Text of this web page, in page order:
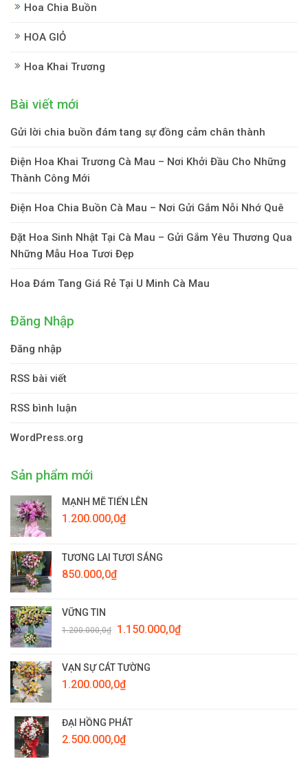
Hoa Chia Buồn
HOA GIỎ
Hoa Khai Trương
Bài viết mới
Gửi lời chia buồn đám tang sự đồng cảm chân thành
Điện Hoa Khai Trương Cà Mau – Nơi Khởi Đầu Cho Những
Thành Công Mới
Điện Hoa Chia Buồn Cà Mau – Nơi Gửi Gắm Nỗi Nhớ Quê
Đặt Hoa Sinh Nhật Tại Cà Mau – Gửi Gắm Yêu Thương Qua
Những Mẫu Hoa Tươi Đẹp
Hoa Đám Tang Giá Rẻ Tại U Minh Cà Mau
Đăng Nhập
Đăng nhập
RSS bài viết
RSS bình luận
WordPress.org
Sản phẩm mới
MẠNH MẼ TIẾN LÊN
1.200.000,0₫
TƯƠNG LAI TƯƠI SÁNG
850.000,0₫
VỮNG TIN
1.200.000,0₫
Giá
1.200.000,0₫.
1.150.000,0₫Giá
VẠN SỰ CÁT TƯỜNG
1.200.000,0₫
ĐẠI HỒNG PHÁT
2.500.000,0₫